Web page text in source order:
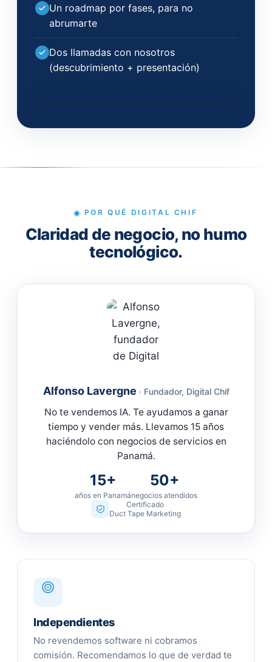
Un roadmap por fases, para no
abrumarte
Dos llamadas con nosotros
(descubrimiento + presentación)
POR QUÉ DIGITAL CHIF
Claridad de negocio, no humo
tecnológico.
Alfonso Lavergne · Fundador, Digital Chif
No te vendemos IA. Te ayudamos a ganar
tiempo y vender más. Llevamos 15 años
haciéndolo con negocios de servicios en
Panamá.
15+
años en Panamá
50+
negocios atendidos
Certificado
Duct Tape Marketing
Independientes
No revendemos software ni cobramos
comisión. Recomendamos lo que de verdad te